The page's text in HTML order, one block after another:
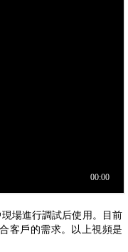
場進行調試后使用。目前
客戶的需求。以上視頻是